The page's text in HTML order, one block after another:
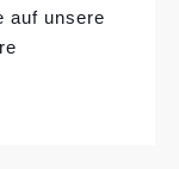
auf unsere